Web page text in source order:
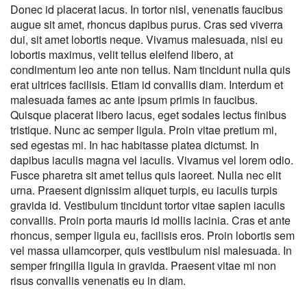
Donec id placerat lacus. In tortor nisl, venenatis faucibus
augue sit amet, rhoncus dapibus purus. Cras sed viverra
dui, sit amet lobortis neque. Vivamus malesuada, nisi eu
lobortis maximus, velit tellus eleifend libero, at
condimentum leo ante non tellus. Nam tincidunt nulla quis
erat ultrices facilisis. Etiam id convallis diam. Interdum et
malesuada fames ac ante ipsum primis in faucibus.
Quisque placerat libero lacus, eget sodales lectus finibus
tristique. Nunc ac semper ligula. Proin vitae pretium mi,
sed egestas mi. In hac habitasse platea dictumst. In
dapibus iaculis magna vel iaculis. Vivamus vel lorem odio.
Fusce pharetra sit amet tellus quis laoreet. Nulla nec elit
urna. Praesent dignissim aliquet turpis, eu iaculis turpis
gravida id. Vestibulum tincidunt tortor vitae sapien iaculis
convallis. Proin porta mauris id mollis lacinia. Cras et ante
rhoncus, semper ligula eu, facilisis eros. Proin lobortis sem
vel massa ullamcorper, quis vestibulum nisl malesuada. In
semper fringilla ligula in gravida. Praesent vitae mi non
risus convallis venenatis eu in diam.